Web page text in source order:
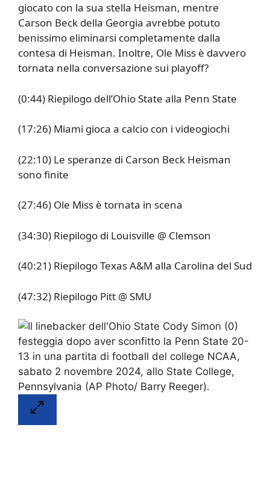
giocato con la sua stella Heisman, mentre
Carson Beck della Georgia avrebbe potuto
benissimo eliminarsi completamente dalla
contesa di Heisman. Inoltre, Ole Miss è davvero
tornata nella conversazione sui playoff?
(0:44) Riepilogo dell’Ohio State alla Penn State
(17:26) Miami gioca a calcio con i videogiochi
(22:10) Le speranze di Carson Beck Heisman
sono finite
(27:46) Ole Miss è tornata in scena
(34:30) Riepilogo di Louisville @ Clemson
(40:21) Riepilogo Texas A&M alla Carolina del Sud
(47:32) Riepilogo Pitt @ SMU